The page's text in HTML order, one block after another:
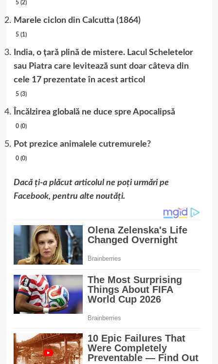
5 (2)
Marele ciclon din Calcutta (1864)
5 (1)
India, o țară plină de mistere. Lacul Scheletelor
sau Piatra care levitează sunt doar câteva din
cele 17 prezentate în acest articol
5 (3)
Încălzirea globală ne duce spre Apocalipsă
0 (0)
Pot prezice animalele cutremurele?
0 (0)
Dacă ți-a plăcut articolul ne poți urmări pe
Facebook, pentru alte noutăți.